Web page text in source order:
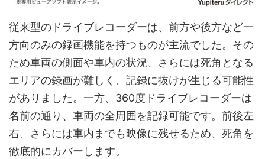
従来型のドライブレコーダーは、前方や後方など一
方向のみの録画機能を持つものが主流でした。その
ため車両の側面や車内の状況、さらには死角となる
エリアの録画が難しく、記録に抜けが生じる可能性
がありました。一方、360度ドライブレコーダーは
名前の通り、車両の全周囲を記録可能です。前後左
右、さらには車内までも映像に残せるため、死角を
徹底的にカバーします。